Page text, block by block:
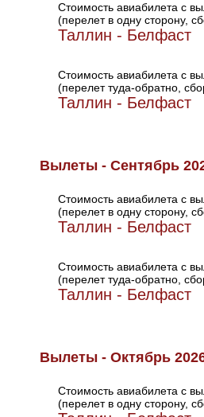
Стоимость авиабилета с
(перелет в одну сторону,
Таллин - Белфаст
Стоимость авиабилета с
(перелет туда-обратно,
Таллин - Белфаст
Вылеты - Сентябрь
Стоимость авиабилета с
(перелет в одну сторону,
Таллин - Белфаст
Стоимость авиабилета с
(перелет туда-обратно,
Таллин - Белфаст
Вылеты - Октябрь
Стоимость авиабилета с
(перелет в одну сторону,